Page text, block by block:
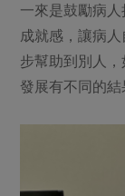
一來是鼓勵病
成就感，讓病
步幫助到別人
發展有不同的結